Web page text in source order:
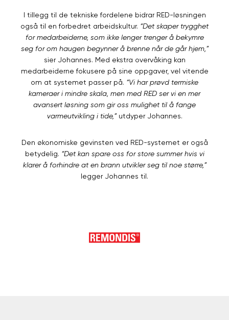
I tillegg til de tekniske fordelene bidrar RED-løsningen
også til en forbedret arbeidskultur. “Det skaper trygghet
for medarbeiderne, som ikke lenger trenger å bekymre
seg for om haugen begynner å brenne når de går hjem,”
sier Johannes. Med ekstra overvåking kan
medarbeiderne fokusere på sine oppgaver, vel vitende
om at systemet passer på. “Vi har prøvd termiske
kameraer i mindre skala, men med RED ser vi en mer
avansert løsning som gir oss mulighet til å fange
varmeutvikling i tide,”utdyper Johannes.
Den økonomiske gevinsten ved RED-systemet er også
betydelig. “Det kan spare oss for store summer hvis vi
klarer å forhindre at en brann utvikler seg til noe større,”
legger Johannes til.